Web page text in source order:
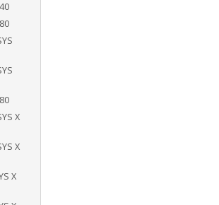
X
X
X